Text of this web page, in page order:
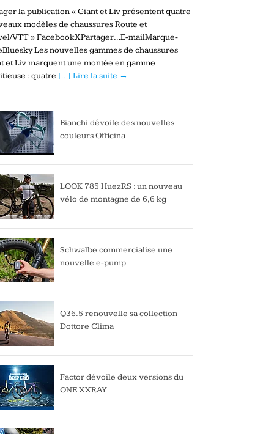
la publication « Giant et Liv présentent quatre
modèles de chaussures Route et
VTT » FacebookXPartager…E-mailMarque-
Les nouvelles gammes de chaussures
et Liv marquent une montée en gamme
: quatre […] Lire la suite →
Bianchi dévoile des nouvelles
couleurs Officina
LOOK 785 HuezRS : un nouveau
vélo de montagne de 6,6 kg
Schwalbe commercialise une
nouvelle e-pump
Q36.5 renouvelle sa collection
Dottore Clima
Factor dévoile deux versions du
ONE XXRAY